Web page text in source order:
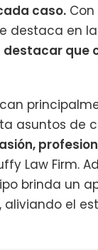
caso.
destaca en
destacar que
asuntos de
Law Firm.
brinda un
el